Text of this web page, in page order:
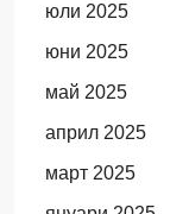
юли 2025
юни 2025
май 2025
април 2025
март 2025